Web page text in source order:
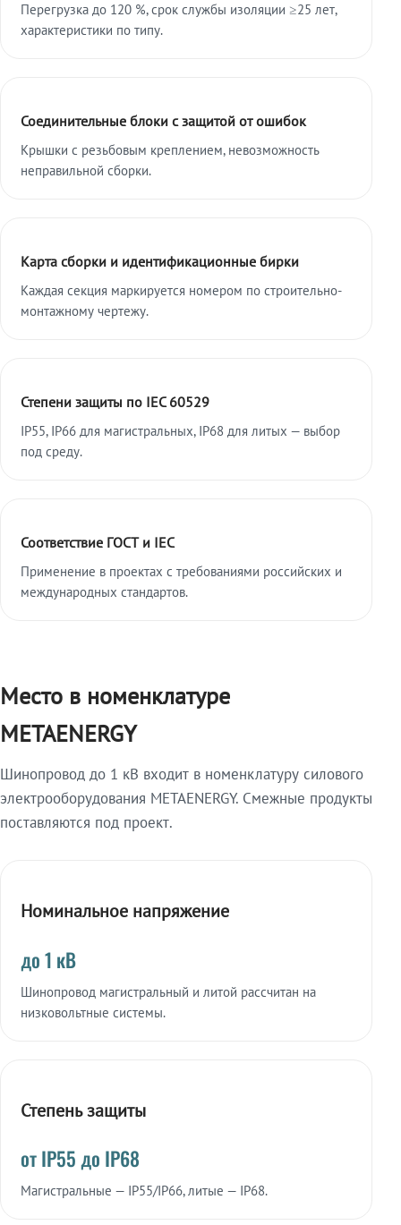
Перегрузка до 120 %, срок службы изоляции ≥25 лет,
характеристики по типу.
Соединительные блоки с защитой от ошибок
Крышки с резьбовым креплением, невозможность
неправильной сборки.
Карта сборки и идентификационные бирки
Каждая секция маркируется номером по строительно-
монтажному чертежу.
Степени защиты по IEC 60529
IP55, IP66 для магистральных, IP68 для литых — выбор
под среду.
Соответствие ГОСТ и IEC
Применение в проектах с требованиями российских и
международных стандартов.
Место в номенклатуре
METAENERGY
Шинопровод до 1 кВ входит в номенклатуру силового
электрооборудования METAENERGY. Смежные продукты
поставляются под проект.
Номинальное напряжение
до 1 кВ
Шинопровод магистральный и литой рассчитан на
низковольтные системы.
Степень защиты
от IP55 до IP68
Магистральные — IP55/IP66, литые — IP68.